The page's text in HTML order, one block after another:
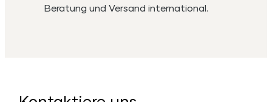
Beratung und Versand international.